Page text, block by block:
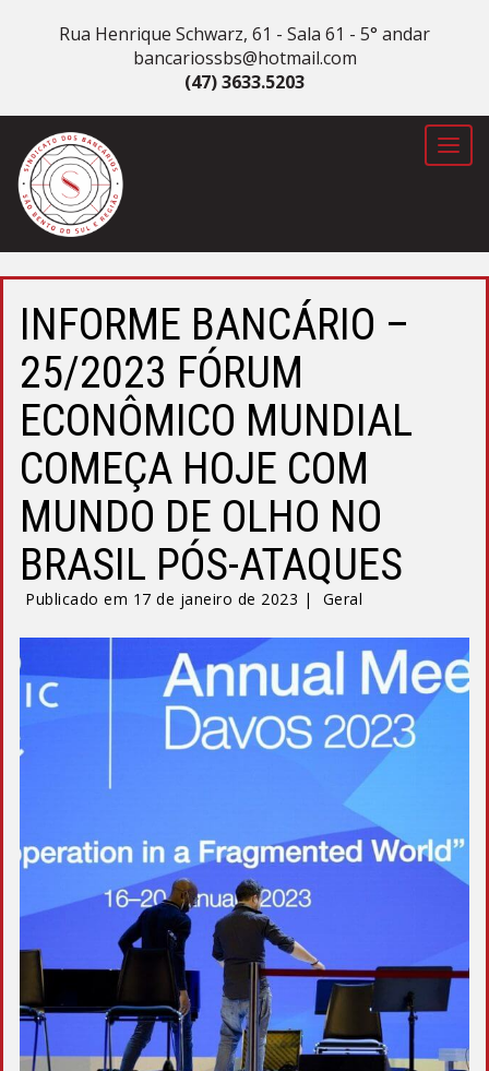
Rua Henrique Schwarz, 61 - Sala 61 - 5° andar
bancariossbs@hotmail.com
(47) 3633.5203
INFORME BANCÁRIO –
25/2023 FÓRUM
ECONÔMICO MUNDIAL
COMEÇA HOJE COM
MUNDO DE OLHO NO
BRASIL PÓS-ATAQUES
Publicado em 17 de janeiro de 2023 | Geral